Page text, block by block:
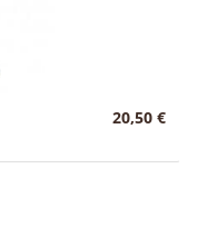
20,50 €